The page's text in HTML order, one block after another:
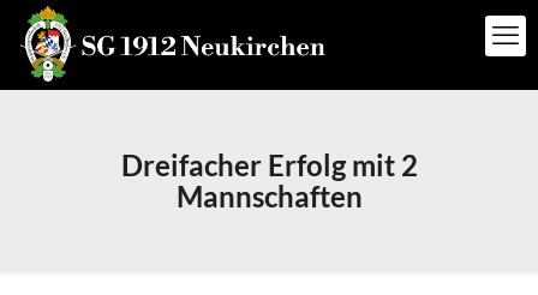
Dreifacher Erfolg mit 2
Mannschaften